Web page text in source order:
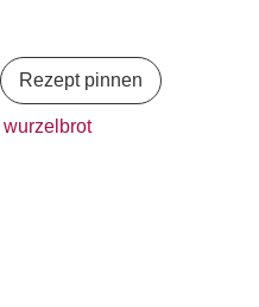
Rezept pinnen